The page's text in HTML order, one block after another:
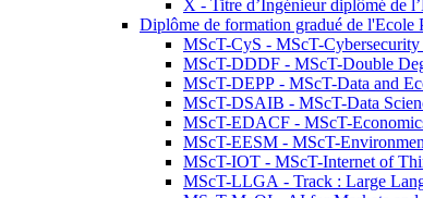
X - Titre d’Ingénieur diplômé de
Diplôme de formation gradué de
MScT-CyS - MScT-
MScT-DDDF - MScT-Double
MScT-DEPP - MScT-Data and
MScT-DSAIB - MScT-Data
MScT-EDACF - MScT-
MScT-EESM - MScT-
MScT-IOT - MScT-Internet of
MScT-LLGA - Track : Large